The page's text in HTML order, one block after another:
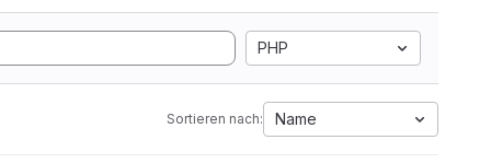
PHP
Sortieren nach: Name